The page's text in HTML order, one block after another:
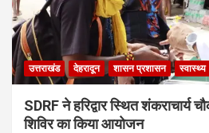
उत्तराखंड देहरादून शासन प्रशासन स्वास्थ्य
SDRF ने हरिद्वार स्थित शंकराचार्य
शिविर का किया आयोजन